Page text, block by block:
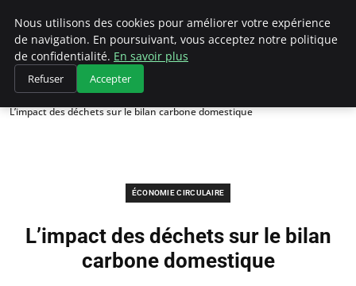
Climategatecountryclub.com
Accueil
Économie circulaire
L’impact des déchets sur le bilan carbone domestique
ÉCONOMIE CIRCULAIRE
L’impact des déchets sur le bilan
carbone domestique
Nous utilisons des cookies pour améliorer votre expérience
de navigation. En poursuivant, vous acceptez notre politique
de confidentialité. En savoir plus
Refuser Accepter